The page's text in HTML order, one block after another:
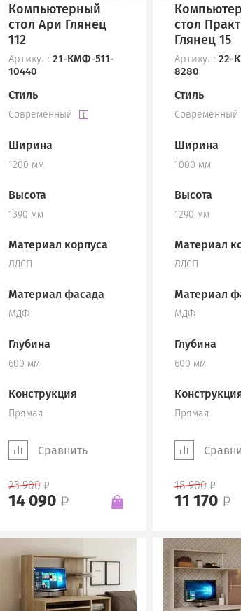
Компьютерный
стол Ари Глянец
112
Артикул: 21-КМФ-511-
10440
Стиль
Современный
Ширина
1200 мм
Высота
1390 мм
Материал корпуса
ЛДСП
Материал фасада
МДФ
Глубина
600 мм
Конструкция
Прямая
Сравнить
23 900
14 090
стол
Глянец 15
Артикул: 22-
8280
Стиль
Современный
Ширина
1000 мм
Высота
1290 мм
Материал
ЛДСП
Материал
МДФ
Глубина
600 мм
Прямая
18 900
11 170